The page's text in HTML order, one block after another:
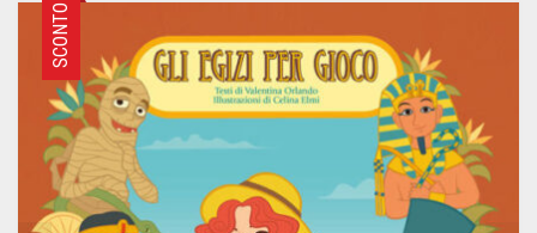
SCARICA CATALOGO
NEWS
CONTATTI
CART
SCONTO